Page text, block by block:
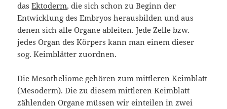
dasEktoderm, die sich schon zu Beginn der
Entwicklung des Embryos herausbilden und aus
denen sich alle Organe ableiten. Jede Zelle bzw.
jedes Organ des Körpers kann man einem dieser
sog. Keimblätter zuordnen.
Die Mesotheliome gehören zummittleren Keimblatt
(Mesoderm). Die zu diesem mittleren Keimblatt
zählenden Organe müssen wir einteilen in zwei